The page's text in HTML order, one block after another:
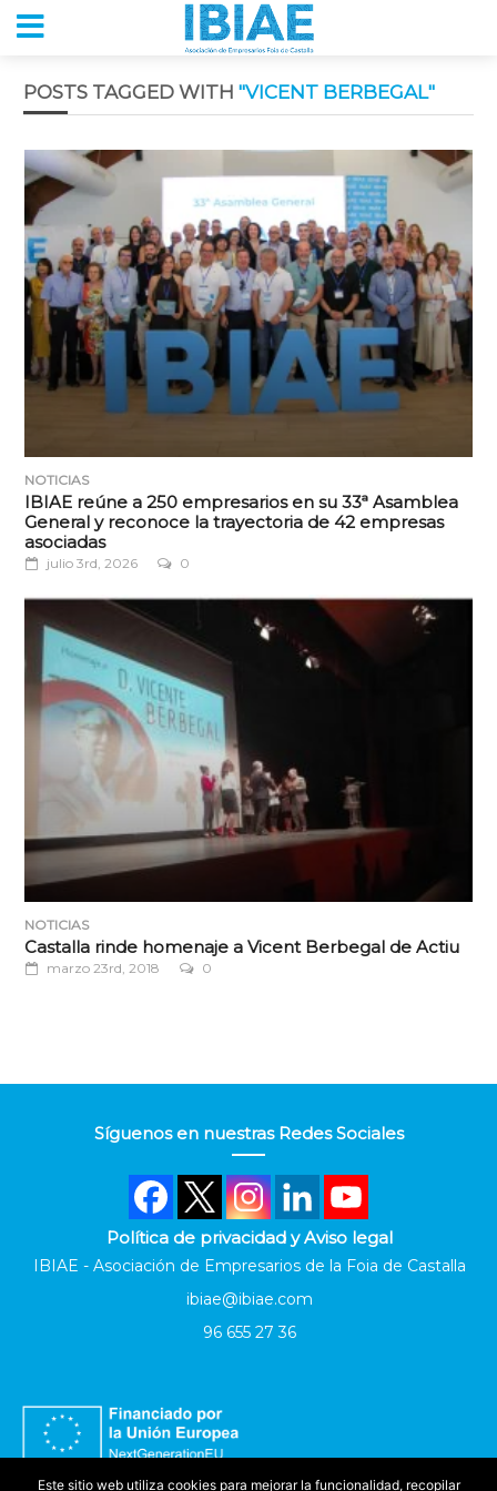
POSTS TAGGED WITH "VICENT BERBEGAL"
NOTICIAS
IBIAE reúne a 250 empresarios en su 33ª Asamblea
General y reconoce la trayectoria de 42 empresas
asociadas
julio 3rd, 2026 0
NOTICIAS
Castalla rinde homenaje a Vicent Berbegal de Actiu
marzo 23rd, 2018 0
Síguenos en nuestras Redes Sociales
Política de privacidad y Aviso legal
IBIAE - Asociación de Empresarios de la Foia de Castalla
ibiae@ibiae.com
96 655 27 36
Este sitio web utiliza cookies para mejorar la funcionalidad, recopilar